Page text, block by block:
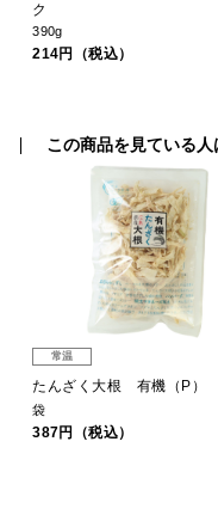
ク
390g
214円（税込）
この商品を見ている
常温
たんざく大根 有機（P）
袋
387円（税込）